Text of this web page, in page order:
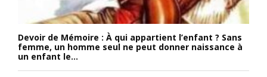
Devoir de Mémoire : À qui appartient l’enfant ? Sans
femme, un homme seul ne peut donner naissance à
un enfant le...